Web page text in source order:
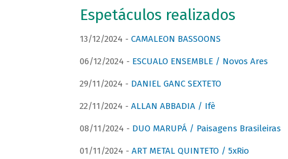
Espetáculos realizados
13/12/2024 - CAMALEON BASSOONS
06/12/2024 - ESCUALO ENSEMBLE / Novos Ares
29/11/2024 - DANIEL GANC SEXTETO
22/11/2024 - ALLAN ABBADIA / Ifè
08/11/2024 - DUO MARUPÁ / Paisagens Brasileiras
01/11/2024 - ART METAL QUINTETO / 5xRio